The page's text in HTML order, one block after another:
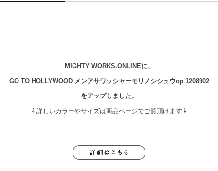
MIGHTY WORKS.ONLINEに、
GO TO HOLLYWOOD メンアサワッシャーモリノシシュウop 1208902
をアップしました。
⇩ 詳しいカラーやサイズは商品ページでご覧頂けます ⇩